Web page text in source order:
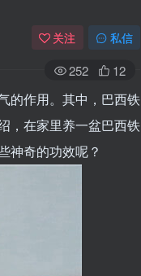
关注 私信
252 12
的作用。其中，巴西铁
，在家里养一盆巴西铁
神奇的功效呢？